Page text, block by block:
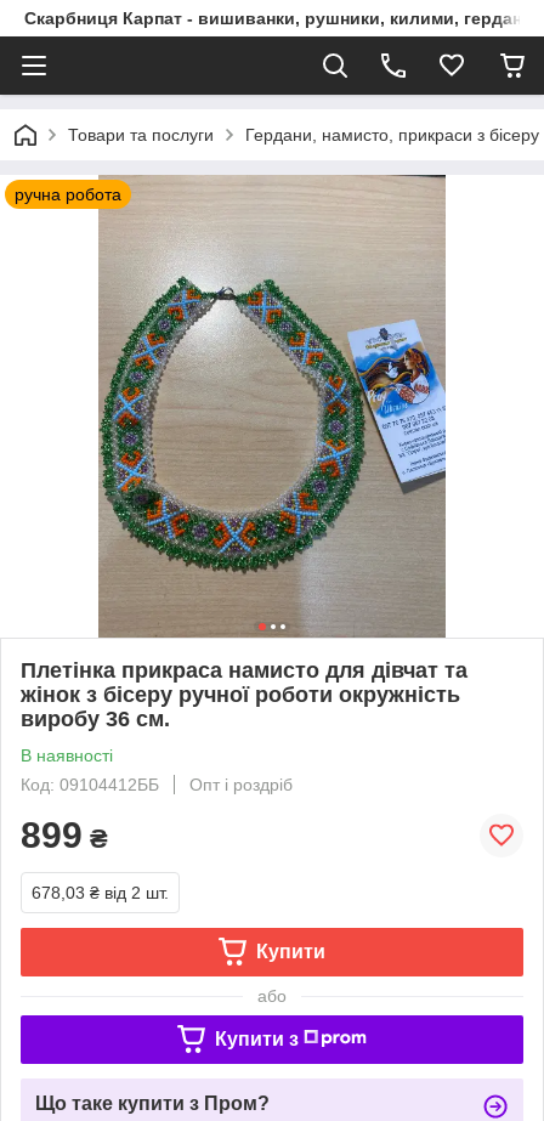
Скарбниця Карпат - вишиванки, рушники, килими, гердани,
Товари та послуги Гердани, намисто, прикраси з бісеру
ручна робота
Плетінка прикраса намисто для дівчат та
жінок з бісеру ручної роботи окружність
виробу 36 см.
В наявності
Код: 09104412ББ
Опт і роздріб
899 ₴
678,03 ₴ від 2 шт.
Купити
або
Купити з
Що таке купити з Пром?